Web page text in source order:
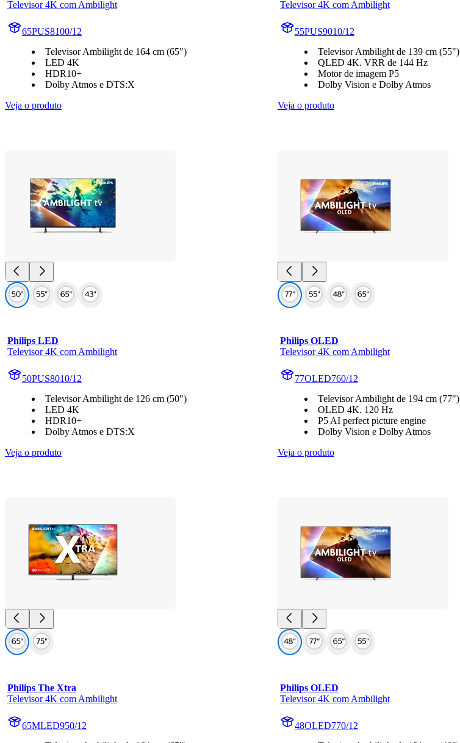
Televisor 4K com Ambilight
65PUS8100/12
Televisor Ambilight de 164 cm (65")
LED 4K
HDR10+
Dolby Atmos e DTS:X
Veja o produto
Televisor 4K com Ambilight
55PUS9010/12
Televisor Ambilight de 139 cm (55")
QLED 4K. VRR de 144 Hz
Motor de imagem P5
Dolby Vision e Dolby Atmos
Veja o produto
Philips LED
Televisor 4K com Ambilight
50PUS8010/12
Televisor Ambilight de 126 cm (50")
LED 4K
HDR10+
Dolby Atmos e DTS:X
Veja o produto
Philips OLED
Televisor 4K com Ambilight
77OLED760/12
Televisor Ambilight de 194 cm (77")
OLED 4K. 120 Hz
P5 AI perfect picture engine
Dolby Vision e Dolby Atmos
Veja o produto
Philips The Xtra
Televisor 4K com Ambilight
65MLED950/12
Philips OLED
Televisor 4K com Ambilight
48OLED770/12